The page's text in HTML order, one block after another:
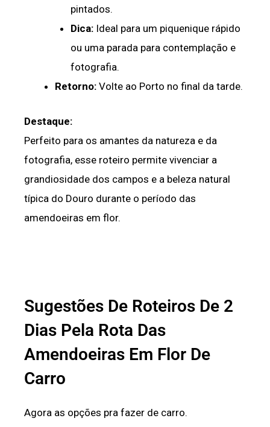
pintados.
Dica:Ideal para um piquenique rápido
ou uma parada para contemplação e
fotografia.
Retorno: Volte ao Porto no final da tarde.
Destaque:
Perfeito para os amantes da natureza e da
fotografia, esse roteiro permite vivenciar a
grandiosidade dos campos e a beleza natural
típica do Douro durante o período das
amendoeiras em flor.
Sugestões De Roteiros De 2
Dias Pela Rota Das
Amendoeiras Em Flor De
Carro
Agora as opções pra fazer de carro.